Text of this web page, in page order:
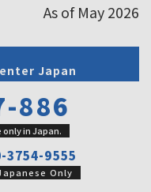
As of May 2026
Japan
886
in Japan.
3754-9555
Only